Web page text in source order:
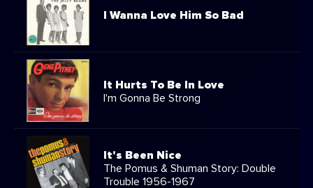
I Wanna Love Him So Bad
It Hurts To Be In Love
I'm Gonna Be Strong
It's Been Nice
The Pomus & Shuman Story: Double
Trouble 1956-1967